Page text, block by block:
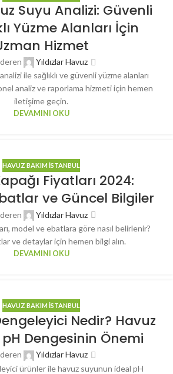
Suyu Analizi: Güvenli
Yüzme Alanları İçin
Hizmet
Yıldızlar Havuz
ile sağlıklı ve güvenli yüzme alanları
analiz ve raporlama hizmeti için hemen
iletişime geçin.
DEVAMINI OKU
HAVUZ BAKIM İSTANBUL
Fiyatları 2024:
ve Güncel Bilgiler
Yıldızlar Havuz
model ve ebatlara göre nasıl belirlenir?
ve detaylar için hemen bilgi alın.
DEVAMINI OKU
HAVUZ BAKIM İSTANBUL
Nedir? Havuz
Dengesinin Önemi
Yıldızlar Havuz
ürünler ile havuz suyunun ideal pH